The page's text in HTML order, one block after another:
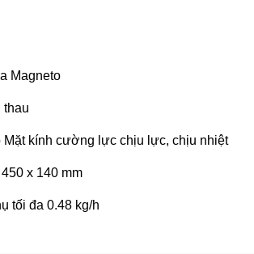
Magneto
thau
Mặt kính cường lực chịu lực, chịu nhiệt
x 140 mm
tối đa 0.48 kg/h